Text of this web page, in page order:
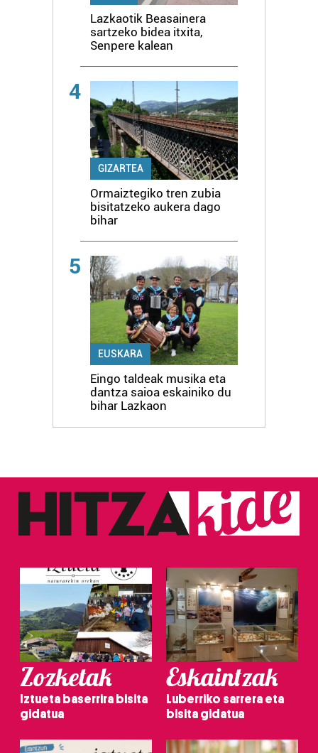
Lazkaotik Beasainera
sartzeko bidea itxita,
Senpere kalean
4
GIZARTEA
Ormaiztegiko tren zubia
bisitatzeko aukera dago
bihar
5
EUSKARA
Eingo taldeak musika eta
dantza saioa eskainiko du
bihar Lazkaon
Zozketak
Iztueta baserrira bisita
gidatua
Eskaintzak
Luberriko sarrera eta
bisita gidatua